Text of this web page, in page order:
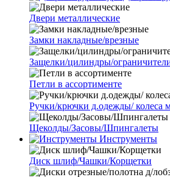
Двери металлические
Замки накладные/врезные
Защелки/цилиндры/
Петли в ассортименте
Ручки/крючки д.одежды/ колеса
Щеколды/Засовы/Шпингалеты
Инструменты
Диск шлиф/Чашки/Корщетки